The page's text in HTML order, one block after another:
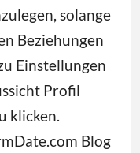
solange
Beziehungen
Einstellungen
Profil
klicken.
Blog